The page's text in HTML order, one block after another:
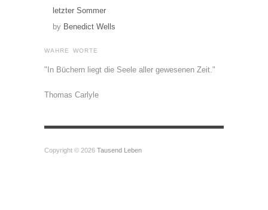
letzter Sommer
by Benedict Wells
WAHRE WORTE
"In Büchern liegt die Seele aller gewesenen Zeit."
Thomas Carlyle
Copyright © 2026 Tausend Leben